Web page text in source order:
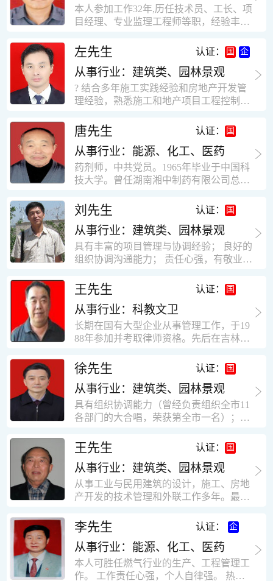
实、厚重的学风。为人正直、诚信、稳
重。有强烈的上进心、事业心。有很强的
工作学习认真踏实，能够吃苦耐劳，责任
心强。 性格外向、开朗，有良好的人
际关系和一定的组织能力。做事认真负
责、积极肯干。我有信心在今后的工作岗
位上发挥自己的才能!积极的人生观，在我
的字典中没有“放弃”，始终坚信只要努力
快掌握一种新事物的能力。我的格言：也
许我不是最好的，但我会做得更好。知识
面广泛，头脑灵活，思维开阔敏捷，极富
创新精神。
本人参加工作32年,历任技术员、工长、项
目经理、专业监理工程师等职，经验丰
计，工程经济技术分析，能适应建筑行业
各种岗位，组织协调能力强，技术全面，
适用工地管理． 本人1978年高中毕业，同
年参加工作，至今已在建筑行业工作了30
年。从1978年进入本县建筑公司学徒开始
目经理、专业监理工程师等职。 管理过许
多各种结构的工业及民用建筑。1984年至
1986年就职于新疆乌鲁木齐铁路局劳动服
务公司建筑三工区任技术员。参于管理的
项目有：职工居乐部游艺楼，4000平方，
砖混结构。职工电教楼，8000平方，框架
方。1987至1981988年爱聘于郑州市荥阳
第二建筑公司，任郑州市天然气公司基地
建设项目施工员。该项目有15层办公楼及
裙楼一栋8000平方。框架结构。住宅楼4
栋16000平方，6层砖混结构。1989年至19
术负责人，该项目为水泥生产线，该项目
有圆形连体熟料仓12，每个直径9米高41
米，砖混结构，皮带运输走廊一个，框架
结构长185米，高5.2米的框架结构。1991
年调入新乡市新营建筑公司历任：七里三
营乡刘庄火力发电厂项目经理，该项目有
平方装配式工业厂房，焦作市林果住宅小
区项目经理，该项目有住宅楼9栋6层砖混
结构，总建筑面积36000平方米。2004年
限公司专业监理工程师，广东重工监理有
限公司任专业监理工程师，监督的工程
有：广东东莞市花润雪花啤酒厂二期扩建
工程，该工程有钢结构工业厂房2栋，每
栋9000平方米。东莞市新世纪花苑，该工
场；一栋17层。2栋总面积32000平方米，
框架结构。南奥园金州商业步行街等工
程。30年的工作经验积累，使自己能适应
建筑行业的多种工作岗位。
左先生 认证：
从事行业：建筑类、园林景观
? 结合多年施工实践经验和房地产开发管
理经验，熟悉施工和地产项目工程控制要
意识，丰富的经营理念和管理手段，能独
立处理各种工程技术问题；具有较强的沟
通协调能力和组织管理能力； ? 近十多年
的房地产方面工作经验，现任职江苏雨润
农产品集团南昌公司副总经理兼工程总工
识，能够合理高效的做好企业内部管理和
人员结构调整；具有大型工程及房地产公
司管理经验，以及公关的能力和商务谈判
能力。 ? 自认为是个有良好职业道德、有
责任心、有敬业精神，能承受巨大工作压
力的职业经理人！……
唐先生 认证：
从事行业：能源、化工、医药
药剂师，中共党员。1965年毕业于中国科
技大学。曾任湖南湘中制药有限公司总工
员、理事。高级工程师，执业药师，中国
药学会高级会员。享受国务院津贴专家。
丙戊酸镁缓释片及其制备工艺国家发明专
利人。
刘先生 认证：
从事行业：建筑类、园林景观
具有丰富的项目管理与协调经验； 良好的
组织协调沟通能力； 责任心强，有敬业创
闭路电视监控系统、防盗报警系统、门禁
一卡通系统、停车场管理系统、巡更系
统、远程抄表系统等相关系统主流产品，
有较强的售前技术支持能力，并具有较丰
富的设备调试经验； 能独立完成系统集成
建与扩充经验，并具备教育训练能力；
王先生 认证：
从事行业：科教文卫
长期在国有大型企业从事管理工作，于19
88年参加并考取律师资格。先后在吉林油
辽宁华夏律师事务所和辽宁鑫诺律师事务
所执业。王律师在数十年的执业经历中，
多次与美国、英国、香港、北京、深圳等
地的律师共同办理法律事务。 对民商事的
诉讼和非诉讼的合同纠纷、劳动纠纷、债
对刑事案件、仲裁案件都颇有造诣。尤其
擅长处理涉及公司管理、企业改制，资产
收购重组等法律业务。王律师有多篇学术
论文在省部级会议和刊物上发表。数十年
的执业经历中，王律师经办了数百起诉讼
和非诉讼案件，取得了较好的经济效益和
律师一贯的工作作风；法律第一和当事人
合法权益第一，忠诚和敬业是王福营律师
的永恒的追求。
徐先生 认证：
从事行业：建筑类、园林景观
具有组织协调能力（曾经负责组织全市11
各部门的大合唱，荣获第全市一名）；知
等领域）；实际工作能力强，且经验丰
富。
王先生 认证：
从事行业：建筑类、园林景观
从事工业与民用建筑的设计，施工、房地
产开发的技术管理和外联工作多年。最大
最高26层。基础理论和专业技术知识功底
深厚，能熟练从事复杂技术工程的设计与
计算工作，有丰富的大中型工程项目的施
工技术经验。知识广博，设计、施工、予
决算、资产评估等都有较深造诣。曾独立
李先生 认证：
从事行业：能源、化工、医药
本人可胜任燃气行业的生产、工程管理工
作。 工作责任心强，个人自律强。 热爱